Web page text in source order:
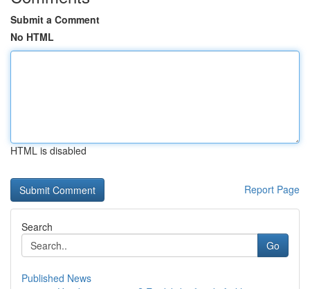
Submit a Comment
No HTML
HTML is disabled
Report Page
Search
Go
Published News